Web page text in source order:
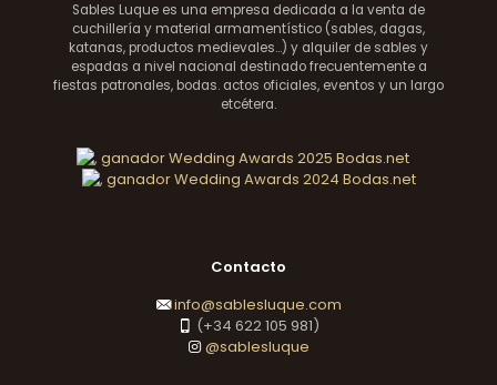
Sables Luque es una empresa dedicada a la venta de
cuchillería y material armamentístico (sables, dagas,
katanas, productos medievales...) y alquiler de sables y
espadas a nivel nacional destinado frecuentemente a
fiestas patronales, bodas. actos oficiales, eventos y un largo
etcétera.
Contacto
info@sablesluque.com
(+34 622 105 981)
@sablesluque